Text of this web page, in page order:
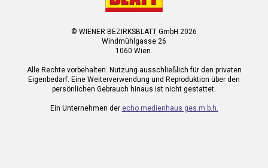
© WIENER BEZIRKSBLATT GmbH 2026
Windmühlgasse 26
1060 Wien.
Alle Rechte vorbehalten. Nutzung ausschließlich für den privaten
Eigenbedarf. Eine Weiterverwendung und Reproduktion über den
persönlichen Gebrauch hinaus ist nicht gestattet.
Ein Unternehmen der echo medienhaus ges.m.b.h.